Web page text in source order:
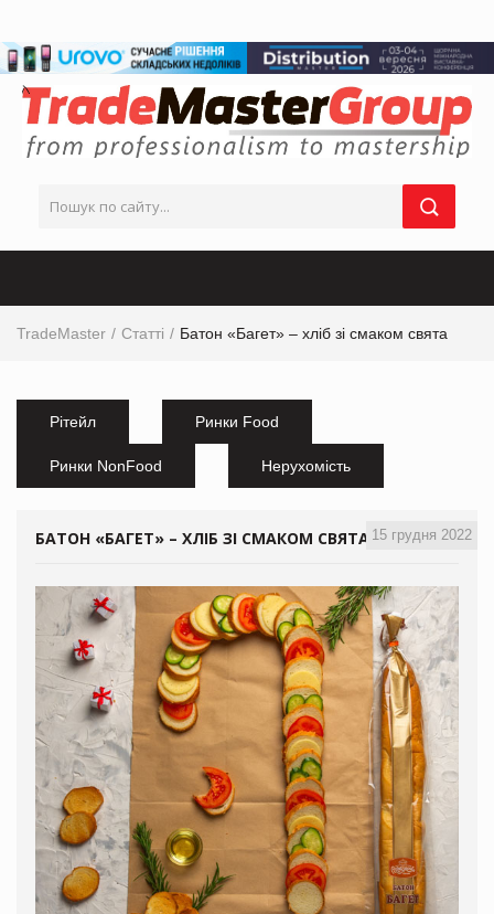
TradeMaster Статті Батон «Багет» – хліб зі смаком свята
Рітейл Ринки Food
Ринки NonFood Нерухомість
15 грудня 2022
БАТОН «БАГЕТ» – ХЛІБ ЗІ СМАКОМ СВЯТА